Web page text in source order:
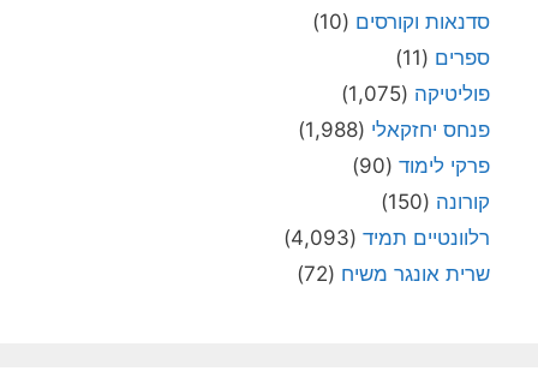
סדנאות וקורסים (10)
ספרים (11)
פוליטיקה (1,075)
פנחס יחזקאלי (1,988)
פרקי לימוד (90)
קורונה (150)
רלוונטיים תמיד (4,093)
שרית אונגר משיח (72)